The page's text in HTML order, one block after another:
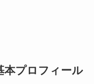
本プロフィール